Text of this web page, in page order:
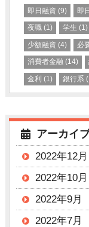
即日融資 (9) 即
夜職 (1) 学生 (1)
少額融資 (4) 必
消費者金融 (14)
金利 (1) 銀行系
アーカイ
2022年12月
2022年10月
2022年9月
2022年7月